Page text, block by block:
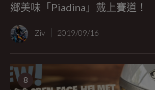
鄉美味「Piadina」戴上賽道！
Ziv 2019/09/16
8